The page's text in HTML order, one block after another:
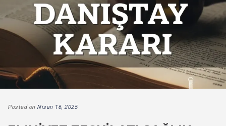
Posted on Nisan 16, 2025